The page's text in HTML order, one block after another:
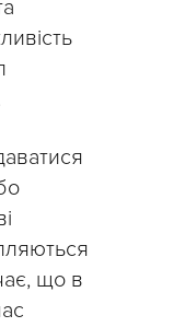
що в